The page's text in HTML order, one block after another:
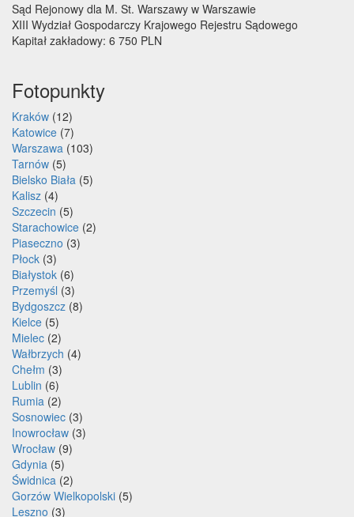
Sąd Rejonowy dla M. St. Warszawy w Warszawie
XIII Wydział Gospodarczy Krajowego Rejestru Sądowego
Kapitał zakładowy: 6 750 PLN
Fotopunkty
Kraków (12)
Katowice (7)
Warszawa (103)
Tarnów (5)
Bielsko Biała (5)
Kalisz (4)
Szczecin (5)
Starachowice (2)
Piaseczno (3)
Płock (3)
Białystok (6)
Przemyśl (3)
Bydgoszcz (8)
Kielce (5)
Mielec (2)
Wałbrzych (4)
Chełm (3)
Lublin (6)
Rumia (2)
Sosnowiec (3)
Inowrocław (3)
Wrocław (9)
Gdynia (5)
Świdnica (2)
Gorzów Wielkopolski (5)
Leszno (3)